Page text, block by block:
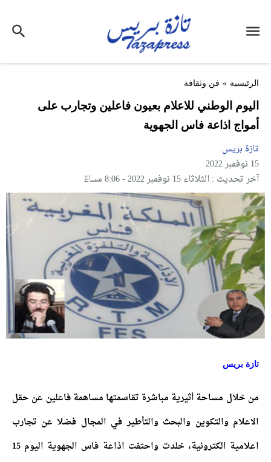
الرئيسية » فن وثقافة
اليوم الوطني للاعلام بعيون فاعلين وتجارب على
أمواج اذاعة فاس الجهوية
تازة بريس
15 نوفمبر 2022
آخر تحديث : الثلاثاء 15 نوفمبر 2022 - 8:06 مساءً
تازة بريس
من خلال مساحة أثيرية مباشرة تقاسمتها مساهمة فاعلين عن حقل
الاعلام والتكوين والبحث والتأطير في المجال فضلا عن تجارب
اعلامية الكترونية، خلدت واحتفت اذاعة فاس الجهوية اليوم 15